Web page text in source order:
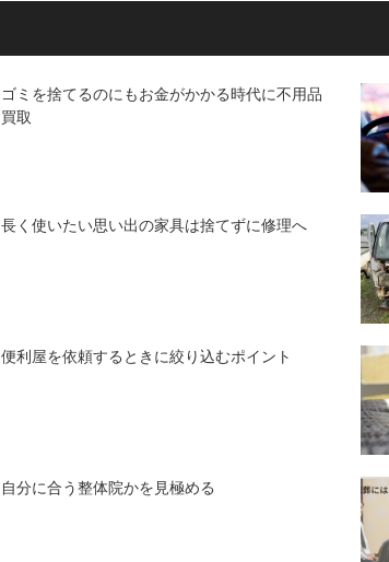
ゴミを捨てるのにもお金がかかる時代に不用品
買取
長く使いたい思い出の家具は捨てずに修理へ
便利屋を依頼するときに絞り込むポイント
自分に合う整体院かを見極める